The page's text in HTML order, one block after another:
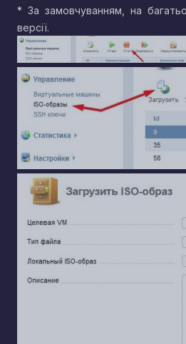
* За замовчуванням, на
версії.